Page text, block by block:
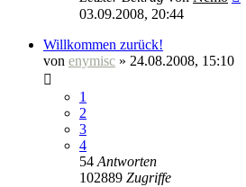
03.09.2008, 20:44
Willkommen zurück!
von enymisc » 24.08.2008, 15:10
1
2
3
4
54 Antworten
102889 Zugriffe